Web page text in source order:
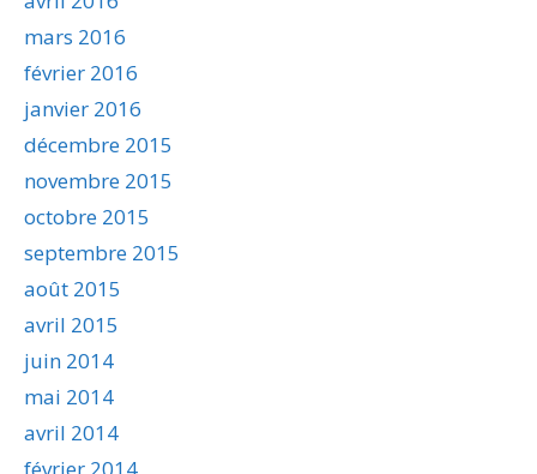
mars 2016
février 2016
janvier 2016
décembre 2015
novembre 2015
octobre 2015
septembre 2015
août 2015
avril 2015
juin 2014
mai 2014
avril 2014
février 2014